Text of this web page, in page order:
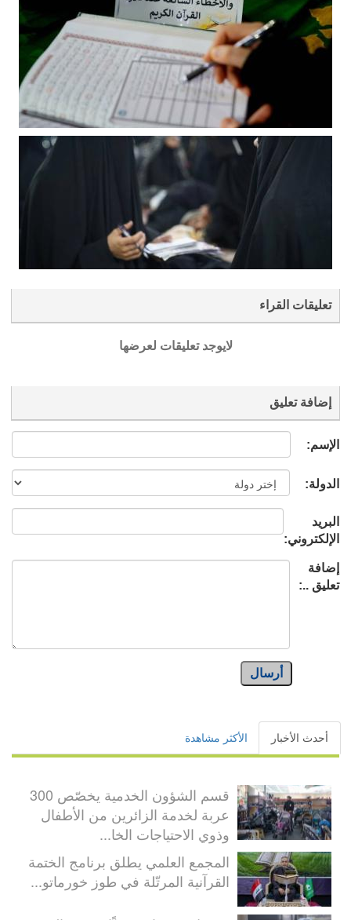
تعليقات القراء
لايوجد تعليقات لعرضها
إضافة تعليق
الإسم:
الدولة:
البريد
الإلكتروني:
إضافة
تعليق ..:
أرسال
أحدث الأخبار الأكثر مشاهدة
قسم الشؤون الخدمية يخصّص 300
عربة لخدمة الزائرين من الأطفال
وذوي الاحتياجات الخا...
المجمع العلمي يطلق برنامج الختمة
القرآنية المرتّلة في طوز خورماتو...